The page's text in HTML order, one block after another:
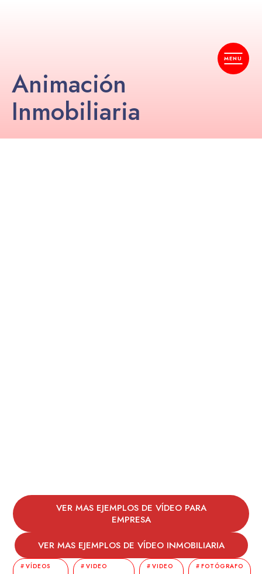
Animación
Inmobiliaria
VER MAS EJEMPLOS DE VÍDEO PARA
EMPRESA
VER MAS EJEMPLOS DE VÍDEO INMOBILIARIA
FOTÓGRAFO
VIDEO
VIDEO
VÍDEOS